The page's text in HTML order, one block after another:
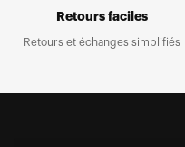
Retours faciles
Retours et échanges simplifiés